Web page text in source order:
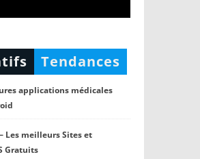
Tendances
applications médicales
Les meilleurs Sites et
Gratuits